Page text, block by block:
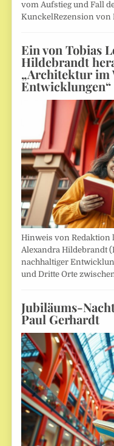
vom Aufstieg und Fall
KunckelRezension
Ein von Tobias
Hildebrandt
„Architektur im
Entwicklungen“
Hinweis von Redaktion
Alexandra Hildebrandt
nachhaltiger
und Dritte Orte
Jubiläums-
Paul Gerhardt